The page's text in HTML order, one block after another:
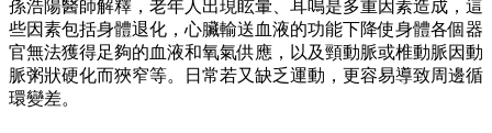
孫浩陽醫師解釋，老年人出現眩暈、耳鳴是多重因素造成，這
些因素包括身體退化，心臟輸送血液的功能下降使身體各個器
官無法獲得足夠的血液和氧氣供應，以及頸動脈或椎動脈因動
脈粥狀硬化而狹窄等。日常若又缺乏運動，更容易導致周邊循
環變差。